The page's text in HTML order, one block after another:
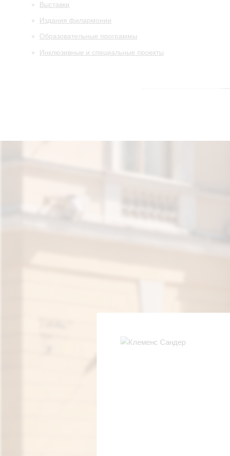
Выставки
Издания филармонии
Образовательные программы
Инклюзивные и специальные проекты